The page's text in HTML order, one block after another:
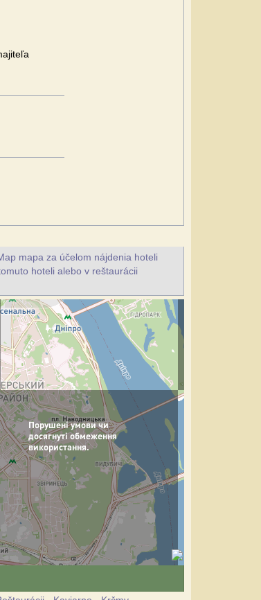
mapa za účelom nájdenia hoteli
hoteli alebo v reštaurácii